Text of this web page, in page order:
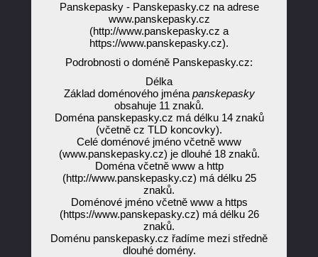
Panskepasky - Panskepasky.cz na adrese
www.panskepasky.cz
(http://www.panskepasky.cz a
https://www.panskepasky.cz).
Podrobnosti o doméně Panskepasky.cz:
Délka
Základ doménového jména panskepasky
obsahuje 11 znaků.
Doména panskepasky.cz má délku 14 znaků
(včetně cz TLD koncovky).
Celé doménové jméno včetně www
(www.panskepasky.cz) je dlouhé 18 znaků.
Doména včetně www a http
(http://www.panskepasky.cz) má délku 25
znaků.
Doménové jméno včetně www a https
(https://www.panskepasky.cz) má délku 26
znaků.
Doménu panskepasky.cz řadíme mezi středně
dlouhé domény.